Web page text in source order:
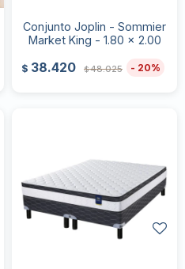
Conjunto Joplin - Sommier
Market King - 1.80 x 2.00
$ 38.420 $48.025 20